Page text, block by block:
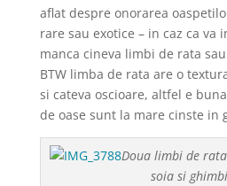
aflat despre onorarea
rare sau exotice – in caz ca va
manca cineva limbi de rata
BTW limba de rata are o
si cateva oscioare, altfel e
de oase sunt la mare cinste in
Doua limbi de
soia si